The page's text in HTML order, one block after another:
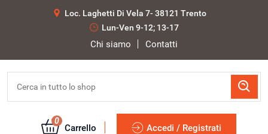
Loc. Laghetti Di Vela 7- 38121 Trento
Lun-Ven 9-12; 13-17
Chi siamo Contatti
0
Carrello Accedi / Registrati